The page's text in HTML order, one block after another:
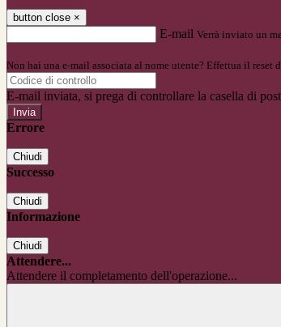
button close ×
E-mail Verrà inviato un
Non hai una e-mail associata al nome utente? Effettua il reset
E-mail inviata, si prega di controllare la casella di
Errore
Chiudi
Successo
Chiudi
Informazione
Chiudi
Attendere...
Attendere il completamento dell'operazione...